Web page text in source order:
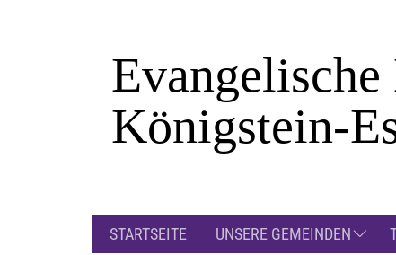
STARTSEITE UNSERE GEMEINDEN